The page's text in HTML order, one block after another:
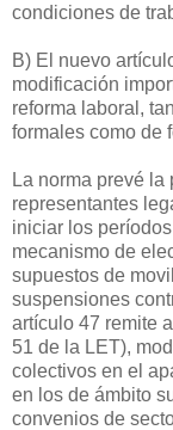
condiciones de
B) El nuevo
modificación
reforma laboral,
formales como de
La norma prevé
representantes
iniciar los
mecanismo de
supuestos de
suspensiones
artículo 47 remite
51 de la LET),
colectivos en el
en los de ámbito
convenios de